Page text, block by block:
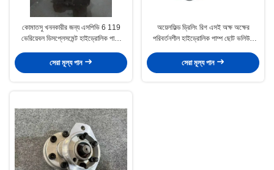
কোমাতসু খননকারীর জন্য এসপিভি 6 119
ভেরিয়েবল ডিসপ্লেসমেন্ট হাইড্রোলিক পাম্প
সেরা মূল্য পান
অয়েলফিল্ড ড্রিলিং রিগ এসই অক্ষ অক্ষের
পরিবর্তনশীল হাইড্রোলিক পাম্প ছোট ভলিউম
সেরা মূল্য পান